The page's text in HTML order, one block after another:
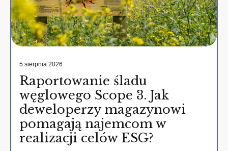
5 sierpnia 2026
Raportowanie śladu
węglowego Scope 3. Jak
deweloperzy magazynowi
pomagają najemcom w
realizacji celów ESG?